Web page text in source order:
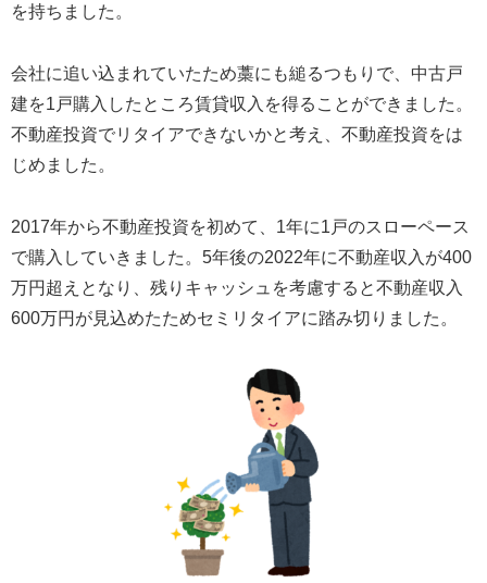
を持ちました。
会社に追い込まれていたため藁にも縋るつもりで、中古戸
建を1戸購入したところ賃貸収入を得ることができました。
不動産投資でリタイアできないかと考え、不動産投資をは
じめました。
2017年から不動産投資を初めて、1年に1戸のスローペース
で購入していきました。5年後の2022年に不動産収入が400
万円超えとなり、残りキャッシュを考慮すると不動産収入
600万円が見込めたためセミリタイアに踏み切りました。